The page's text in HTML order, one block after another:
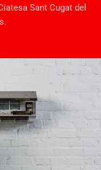
Sant Cugat del